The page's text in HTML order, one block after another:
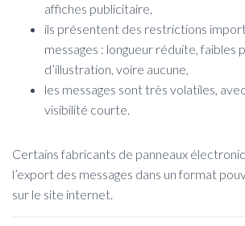
affiches publicitaire,
ils présentent des restrictions
messages : longueur réduite, faibles
d’illustration, voire aucune,
les messages sont très volatiles,
visibilité courte.
Certains fabricants de panneaux
l’export des messages dans un format
sur le site internet.